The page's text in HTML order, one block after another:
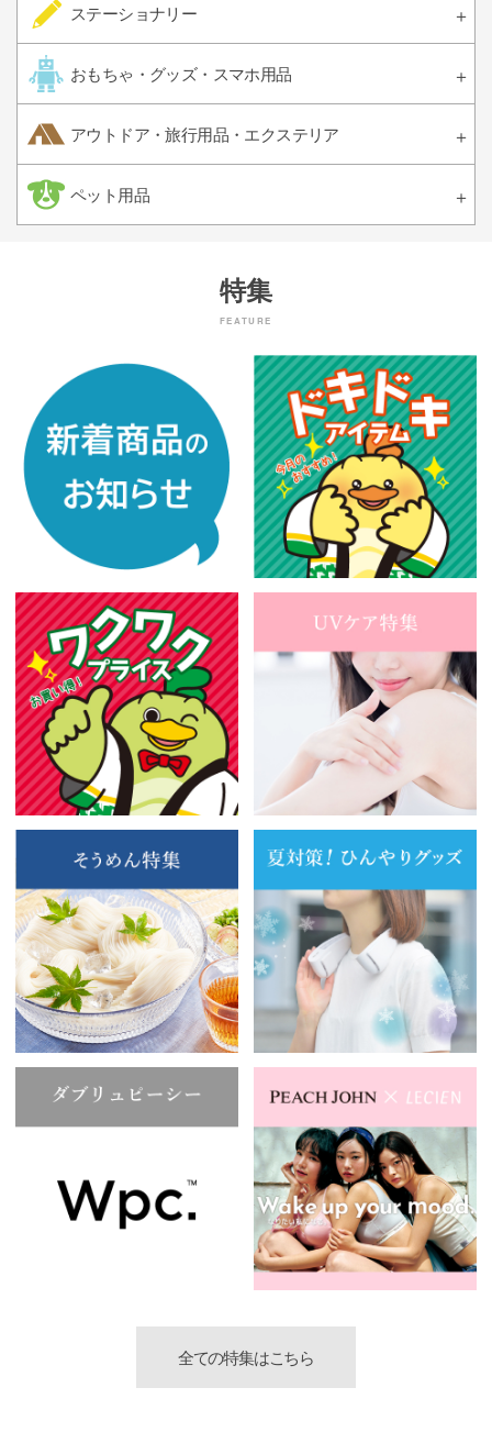
ステーショナリー
おもちゃ・グッズ・スマホ用品
アウトドア・旅行用品・エクステリア
ペット用品
特集
FEATURE
全ての特集はこちら